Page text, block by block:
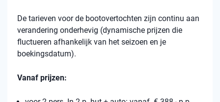
De tarieven voor de bootovertochten zijn continu aan
verandering onderhevig (dynamische prijzen die
fluctueren afhankelijk van het seizoen en je
boekingsdatum).
Vanaf prijzen: